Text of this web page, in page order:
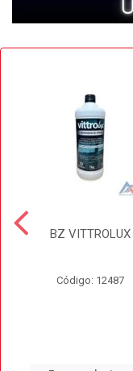
BZ VITTROLUX
Código: 12487